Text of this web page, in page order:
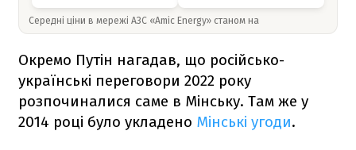
Середні ціни в мережі АЗС «Amic Energy» станом на
Окремо Путін нагадав, що російсько-
українські переговори 2022 року
розпочиналися саме в Мінську. Там же у
2014 році було укладено Мінські угоди.